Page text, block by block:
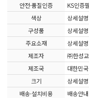
안전·품질인증
KS인증필
색상
상세설
구성품
상세설
주요소재
상세설
제조자
㈜한성
제조국
대한민국
크기
상세설
배송·설치비용
배송안